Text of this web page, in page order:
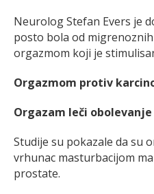
Neurolog Stefan Evers je
posto bola od
orgazmom koji je
Orgazmom protiv
Orgazam leči
Studije su pokazale da su
vrhunac masturbacijom
prostate.